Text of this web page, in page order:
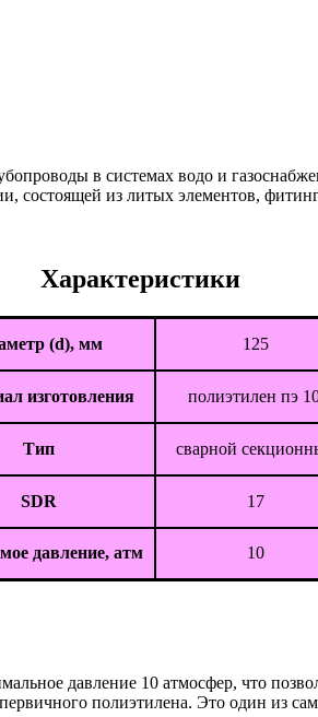
в системах водо и
состоящей из литых элементов,
Характеристики
(d), мм 125
изготовления полиэтилен пэ
Тип сварной
SDR 17
давление, атм 10
давление 10 атмосфер, что
полиэтилена. Это один из